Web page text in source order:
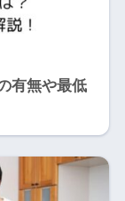
有無や最低